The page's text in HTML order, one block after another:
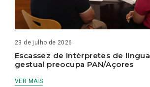
23 de julho de 2026
Escassez de intérpretes de língua
gestual preocupa PAN/Açores
VER MAIS